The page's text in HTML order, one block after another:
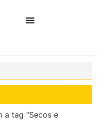
a tag “Secos e